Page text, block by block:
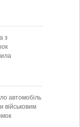
з
автомобіль
військовим